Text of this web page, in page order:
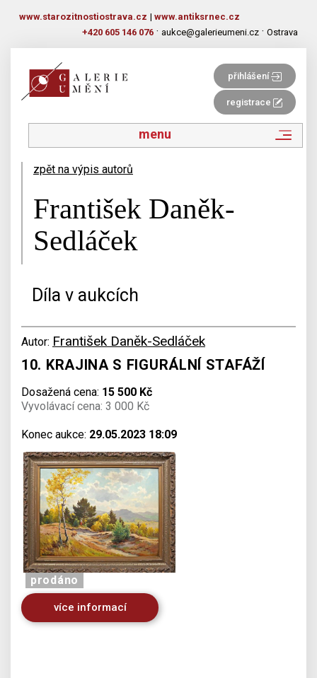
www.starozitnostiostrava.cz | www.antiksrnec.cz
+420 605 146 076 · aukce@galerieumeni.cz · Ostrava
přihlášení
registrace
menu
zpět na výpis autorů
František Daněk-
Sedláček
Díla v aukcích
Autor: František Daněk-Sedláček
10. KRAJINA S FIGURÁLNÍ STAFÁŽÍ
Dosažená cena: 15 500 Kč
Vyvolávací cena: 3 000 Kč
Konec aukce: 29.05.2023 18:09
prodáno
více informací